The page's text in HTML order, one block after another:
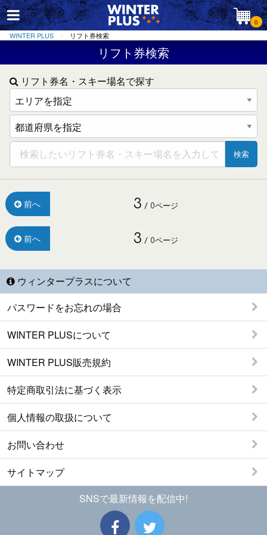
0
WINTER PLUS リフト券検索
リフト券検索
リフト券名・スキー場名で探す
検索
前へ 3 / 0ページ
前へ 3 / 0ページ
ウィンタープラスについて
パスワードをお忘れの場合
WINTER PLUSについて
WINTER PLUS販売規約
特定商取引法に基づく表示
個人情報の取扱について
お問い合わせ
サイトマップ
SNSで最新情報を配信中!